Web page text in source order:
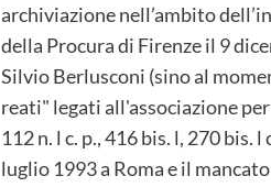
archiviazione nell’ambito
della Procura di Firenze il 9
Silvio Berlusconi (sino al
reati" legati all'associazione
112 n. l c. p., 416 bis. l, 270
luglio 1993 a Roma e il